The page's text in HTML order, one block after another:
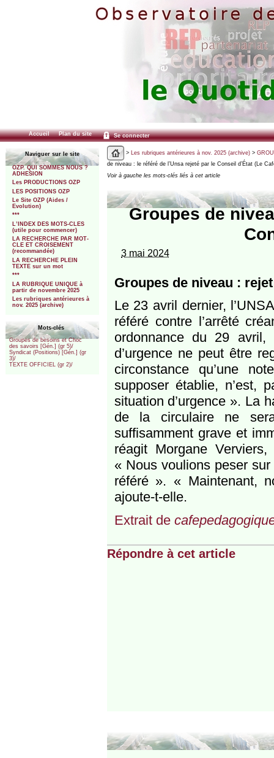
Accueil Plan du site Se connecter
Naviguer sur le site
OZP. QUI SOMMES NOUS ?
ADHESION
Les PRODUCTIONS OZP
LES POSITIONS OZP
Le Site OZP (Aides /
Evolution)
***
L’INDEX DES MOTS-CLES
(utile pour commencer)
LA RECHERCHE PAR MOT-
CLE ET CROISEMENT
(recommandée)
LA RECHERCHE PLEIN
TEXTE sur un mot
***
LA RUBRIQUE UNIQUE à
partir de novembre 2025
Les rubriques antérieures à
nov. 2025 (archive)
Mots-clés
Groupes de besoins et Choc
des savoirs [Gén.] (gr 5)/
Syndicat (Positions) [Gén.] (gr
3)/
TEXTE OFFICIEL (gr 2)/
> Les rubriques antérieures à nov. 2025 (archive)>
de niveau : le référé de l’Unsa rejeté par le Conseil d’État (Le
Voir à gauche les mots-clés liés à cet article
Groupes de
3 mai 2024
Groupes de niveau :
Le 23 avril dernier,
référé contre l’arrêté
ordonnance du 29
d’urgence ne peut être
circonstance qu’une
supposer établie, n’est,
situation d’urgence ». La
de la circulaire ne
suffisamment grave et
réagit Morgane
« Nous voulions peser sur
référé ». « Maintenant,
ajoute-t-elle.
Extrait de
Répondre à cet article